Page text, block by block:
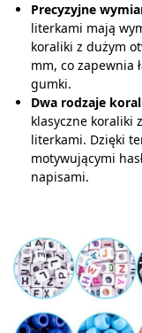
Precyzyjne
literkami mają
koraliki z dużym
mm, co zapewnia
gumki.
Dwa rodzaje
klasyczne koraliki
literkami. Dzięki
motywującymi
napisami.